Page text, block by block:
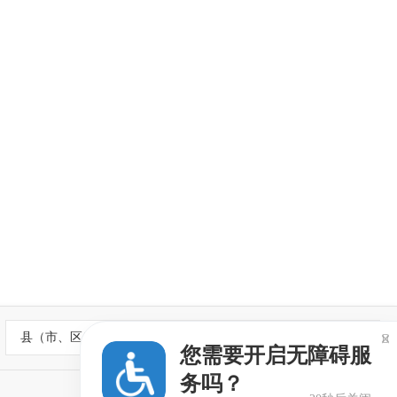
县（市、区）政府网站
您需要开启无障碍服
务吗？
